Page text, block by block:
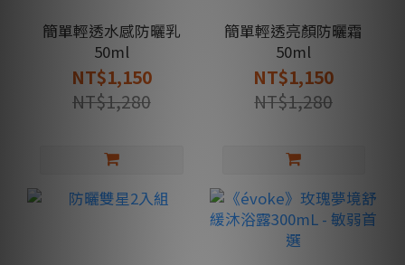
簡單輕透水感防曬乳
50ml
NT$1,150
NT$1,280
簡單輕透亮顏防曬霜
50ml
NT$1,150
NT$1,280